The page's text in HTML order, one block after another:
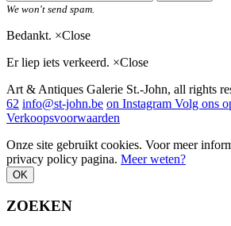
We won't send spam.
Bedankt. ×Close
Er liep iets verkeerd. ×Close
Art & Antiques Galerie St.-John, all rights
62 info@st-john.be on Instagram Volg ons
Verkoopsvoorwaarden
Onze site gebruikt cookies. Voor meer
privacy policy pagina. Meer weten?
OK
ZOEKEN